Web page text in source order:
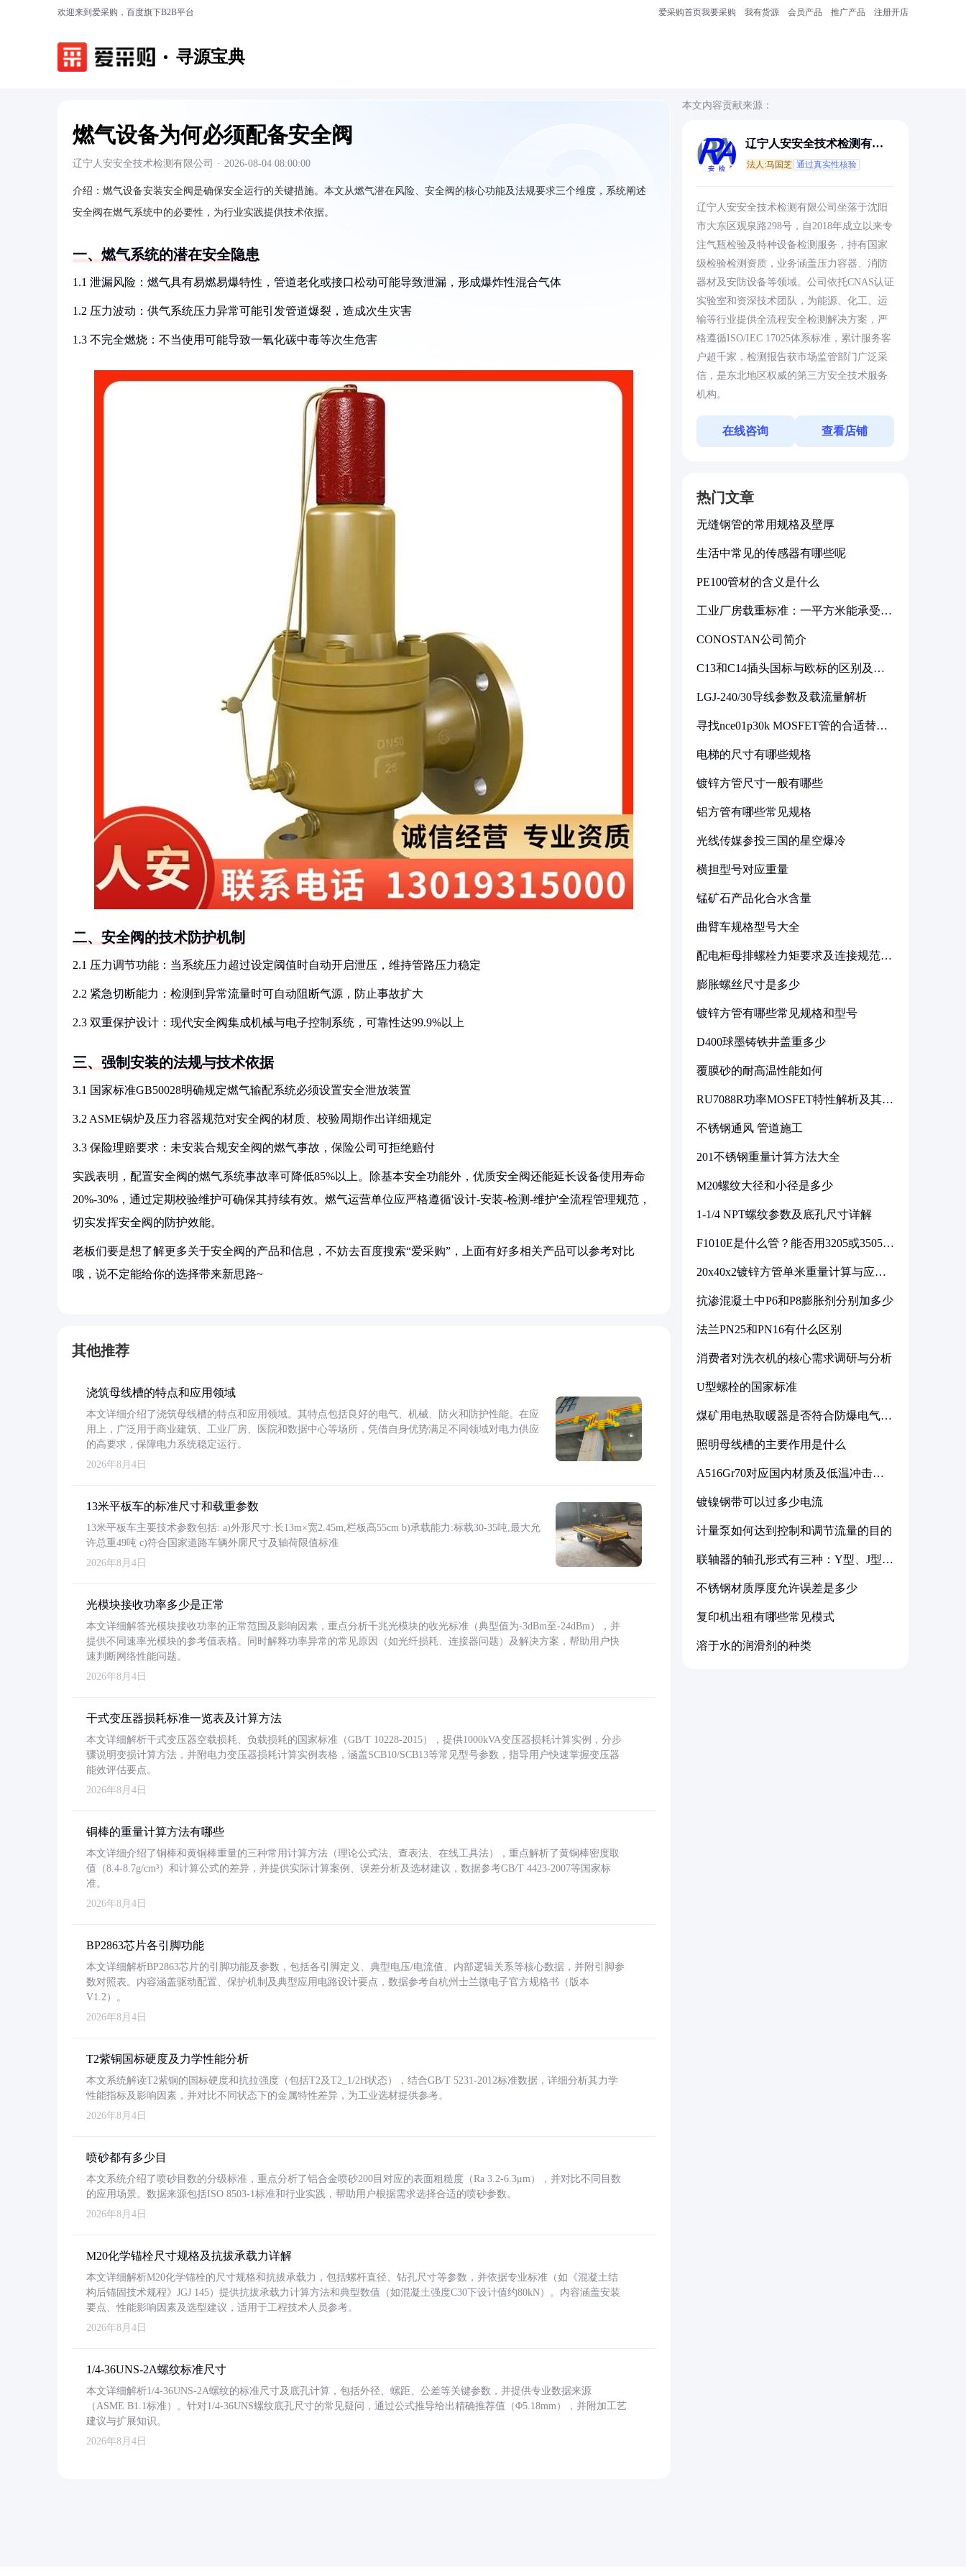
欢迎来到爱采购，百度旗下B2B平台 爱采购首页我要采购 我有货源 会员产品 推广产品 注册开店
寻源宝典
燃气设备为何必须配备安全阀
辽宁人安安全技术检测有限公司 · 2026-08-04 08:00:00
介绍： 燃气设备安装安全阀是确保安全运行的关键措施。本文从燃气潜在风险、安全阀的核心功能及法规要求三个维度，系统阐述
安全阀在燃气系统中的必要性，为行业实践提供技术依据。
一、燃气系统的潜在安全隐患
1.1 泄漏风险：燃气具有易燃易爆特性，管道老化或接口松动可能导致泄漏，形成爆炸性混合气体
1.2 压力波动：供气系统压力异常可能引发管道爆裂，造成次生灾害
1.3 不完全燃烧：不当使用可能导致一氧化碳中毒等次生危害
二、安全阀的技术防护机制
2.1 压力调节功能：当系统压力超过设定阈值时自动开启泄压，维持管路压力稳定
2.2 紧急切断能力：检测到异常流量时可自动阻断气源，防止事故扩大
2.3 双重保护设计：现代安全阀集成机械与电子控制系统，可靠性达99.9%以上
三、强制安装的法规与技术依据
3.1 国家标准GB50028明确规定燃气输配系统必须设置安全泄放装置
3.2 ASME锅炉及压力容器规范对安全阀的材质、校验周期作出详细规定
3.3 保险理赔要求：未安装合规安全阀的燃气事故，保险公司可拒绝赔付
实践表明，配置安全阀的燃气系统事故率可降低85%以上。除基本安全功能外，优质安全阀还能延长设备使用寿命
20%-30%，通过定期校验维护可确保其持续有效。燃气运营单位应严格遵循'设计-安装-检测-维护'全流程管理规范，
切实发挥安全阀的防护效能。
老板们要是想了解更多关于安全阀的产品和信息，不妨去百度搜索“爱采购”，上面有好多相关产品可以参考对比
哦，说不定能给你的选择带来新思路~
其他推荐
浇筑母线槽的特点和应用领域
本文详细介绍了浇筑母线槽的特点和应用领域。其特点包括良好的电气、机械、防火和防护性能。在应
用上，广泛用于商业建筑、工业厂房、医院和数据中心等场所，凭借自身优势满足不同领域对电力供应
的高要求，保障电力系统稳定运行。
2026年8月4日
13米平板车的标准尺寸和载重参数
13米平板车主要技术参数包括: a)外形尺寸:长13m×宽2.45m,栏板高55cm b)承载能力:标载30-35吨,最大允
许总重49吨 c)符合国家道路车辆外廓尺寸及轴荷限值标准
2026年8月4日
光模块接收功率多少是正常
本文详细解答光模块接收功率的正常范围及影响因素，重点分析千兆光模块的收光标准（典型值为-3dBm至-24dBm），并
提供不同速率光模块的参考值表格。同时解释功率异常的常见原因（如光纤损耗、连接器问题）及解决方案，帮助用户快
速判断网络性能问题。
2026年8月4日
干式变压器损耗标准一览表及计算方法
本文详细解析干式变压器空载损耗、负载损耗的国家标准（GB/T 10228-2015），提供1000kVA变压器损耗计算实例，分步
骤说明变损计算方法，并附电力变压器损耗计算实例表格，涵盖SCB10/SCB13等常见型号参数，指导用户快速掌握变压器
能效评估要点。
2026年8月4日
铜棒的重量计算方法有哪些
本文详细介绍了铜棒和黄铜棒重量的三种常用计算方法（理论公式法、查表法、在线工具法），重点解析了黄铜棒密度取
值（8.4-8.7g/cm³）和计算公式的差异，并提供实际计算案例、误差分析及选材建议，数据参考GB/T 4423-2007等国家标
准。
2026年8月4日
BP2863芯片各引脚功能
本文详细解析BP2863芯片的引脚功能及参数，包括各引脚定义、典型电压/电流值、内部逻辑关系等核心数据，并附引脚参
数对照表。内容涵盖驱动配置、保护机制及典型应用电路设计要点，数据参考自杭州士兰微电子官方规格书（版本
V1.2）。
2026年8月4日
T2紫铜国标硬度及力学性能分析
本文系统解读T2紫铜的国标硬度和抗拉强度（包括T2及T2_1/2H状态），结合GB/T 5231-2012标准数据，详细分析其力学
性能指标及影响因素，并对比不同状态下的金属特性差异，为工业选材提供参考。
2026年8月4日
喷砂都有多少目
本文系统介绍了喷砂目数的分级标准，重点分析了铝合金喷砂200目对应的表面粗糙度（Ra 3.2-6.3μm），并对比不同目数
的应用场景。数据来源包括ISO 8503-1标准和行业实践，帮助用户根据需求选择合适的喷砂参数。
2026年8月4日
M20化学锚栓尺寸规格及抗拔承载力详解
本文详细解析M20化学锚栓的尺寸规格和抗拔承载力，包括螺杆直径、钻孔尺寸等参数，并依据专业标准（如《混凝土结
构后锚固技术规程》JGJ 145）提供抗拔承载力计算方法和典型数值（如混凝土强度C30下设计值约80kN）。内容涵盖安装
要点、性能影响因素及选型建议，适用于工程技术人员参考。
2026年8月4日
1/4-36UNS-2A螺纹标准尺寸
本文详细解析1/4-36UNS-2A螺纹的标准尺寸及底孔计算，包括外径、螺距、公差等关键参数，并提供专业数据来源
（ASME B1.1标准）。针对1/4-36UNS螺纹底孔尺寸的常见疑问，通过公式推导给出精确推荐值（Φ5.18mm），并附加工艺
建议与扩展知识。
2026年8月4日
本文内容贡献来源：
辽宁人安安全技术检测有限
法人:马国芝 通过真实性核验
辽宁人安安全技术检测有限公司坐落于沈阳
市大东区观泉路298号，自2018年成立以来专
注气瓶检验及特种设备检测服务，持有国家
级检验检测资质，业务涵盖压力容器、消防
器材及安防设备等领域。公司依托CNAS认证
实验室和资深技术团队，为能源、化工、运
输等行业提供全流程安全检测解决方案，严
格遵循ISO/IEC 17025体系标准，累计服务客
户超千家，检测报告获市场监管部门广泛采
信，是东北地区权威的第三方安全技术服务
机构。
在线咨询 查看店铺
热门文章
无缝钢管的常用规格及壁厚
生活中常见的传感器有哪些呢
PE100管材的含义是什么
工业厂房载重标准：一平方米能承受多
CONOSTAN公司简介
C13和C14插头国标与欧标的区别及其
LGJ-240/30导线参数及载流量解析
寻找nce01p30k MOSFET管的合适替代
电梯的尺寸有哪些规格
镀锌方管尺寸一般有哪些
铝方管有哪些常见规格
光线传媒参投三国的星空爆冷
横担型号对应重量
锰矿石产品化合水含量
曲臂车规格型号大全
配电柜母排螺栓力矩要求及连接规范详
膨胀螺丝尺寸是多少
镀锌方管有哪些常见规格和型号
D400球墨铸铁井盖重多少
覆膜砂的耐高温性能如何
RU7088R功率MOSFET特性解析及其在
不锈钢通风 管道施工
201不锈钢重量计算方法大全
M20螺纹大径和小径是多少
1-1/4 NPT螺纹参数及底孔尺寸详解
F1010E是什么管？能否用3205或3505代
20x40x2镀锌方管单米重量计算与应用
抗渗混凝土中P6和P8膨胀剂分别加多少
法兰PN25和PN16有什么区别
消费者对洗衣机的核心需求调研与分析
U型螺栓的国家标准
煤矿用电热取暖器是否符合防爆电气设
照明母线槽的主要作用是什么
A516Gr70对应国内材质及低温冲击要
镀镍钢带可以过多少电流
计量泵如何达到控制和调节流量的目的
联轴器的轴孔形式有三种：Y型、J型、
不锈钢材质厚度允许误差是多少
复印机出租有哪些常见模式
溶于水的润滑剂的种类